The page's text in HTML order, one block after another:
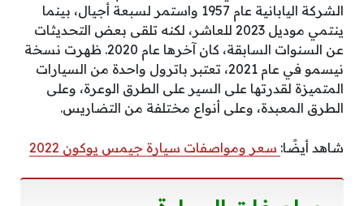
الشركة اليابانية عام 1957 واستمر لسبعة أجيال، بينما
ينتمي موديل 2023 للعاشر، لكنه تلقى بعض التحديثات
عن السنوات السابقة، كان آخرها عام 2020. ظهرت نسخة
نيسمو في عام 2021، تعتبر باترول واحدة من السيارات
المتميزة لقدرتها على السير على الطرق الوعرة، وعلى
الطرق المعبدة، وعلى أنواع مختلفة من التضاريس.
شاهد أيضًا: سعر ومواصفات سيارة جيمس يوكون 2022